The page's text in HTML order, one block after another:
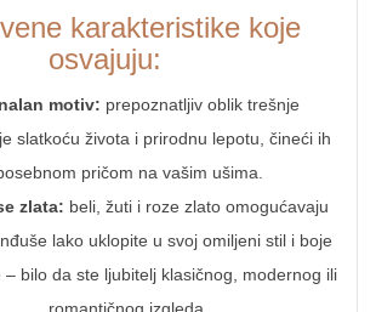
karakteristike koje
osvajuju:
motiv: prepoznatljiv oblik trešnje
slatkoću života i prirodnu lepotu, čineći ih
pričom na vašim ušima.
zlata: beli, žuti i roze zlato omogućavaju
lako uklopite u svoj omiljeni stil i boje
– bilo da ste ljubitelj klasičnog, modernog ili